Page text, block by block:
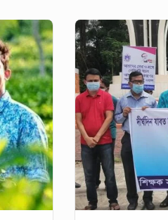
নোবিপ্রবিতে
নিয়োগ
কার্যক্রমে
নিষেধাজ্ঞা
প্রত্যাহারের
দাবীতে
মানববন্ধন